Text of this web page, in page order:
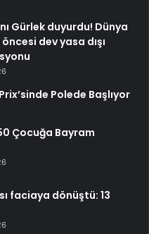
Gürlek duyurdu! Dünya
dev yasa dışı
Polede Başlıyor
Çocuğa Bayram
faciaya dönüştü: 13